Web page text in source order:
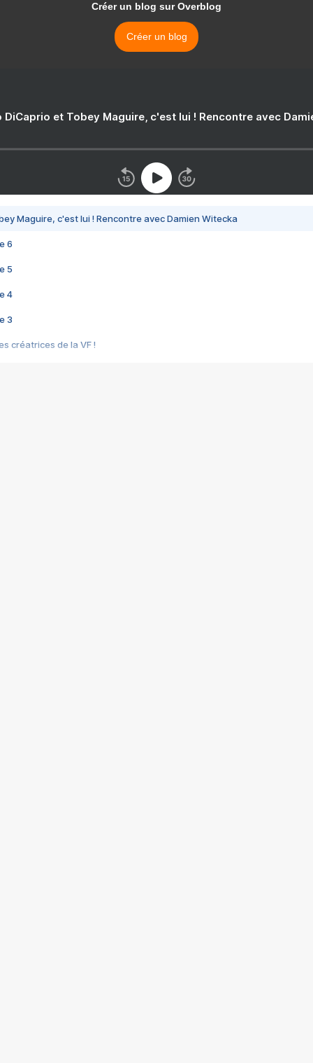
Créer un blog sur Overblog
Créer un blog
DiCaprio et Tobey Maguire, c'est lui ! Rencontre avec
Maguire, c'est lui ! Rencontre avec Damien Witecka
6
5
4
3
créatrices de la VF !